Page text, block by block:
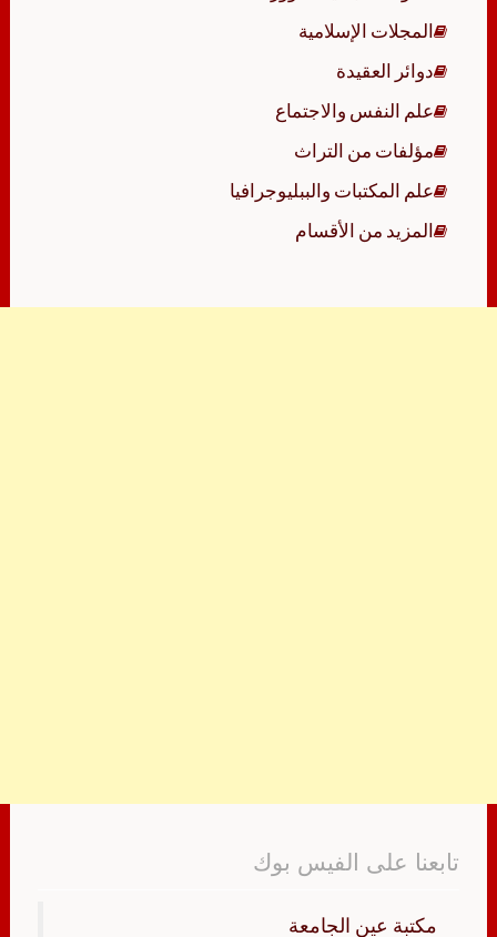
المجلات الإسلامية
دوائر العقيدة
علم النفس والاجتماع
مؤلفات من التراث
علم المكتبات والببليوجرافيا
المزيد من الأقسام
تابعنا على الفيس بوك
‏مكتبة عين الجامعة‏